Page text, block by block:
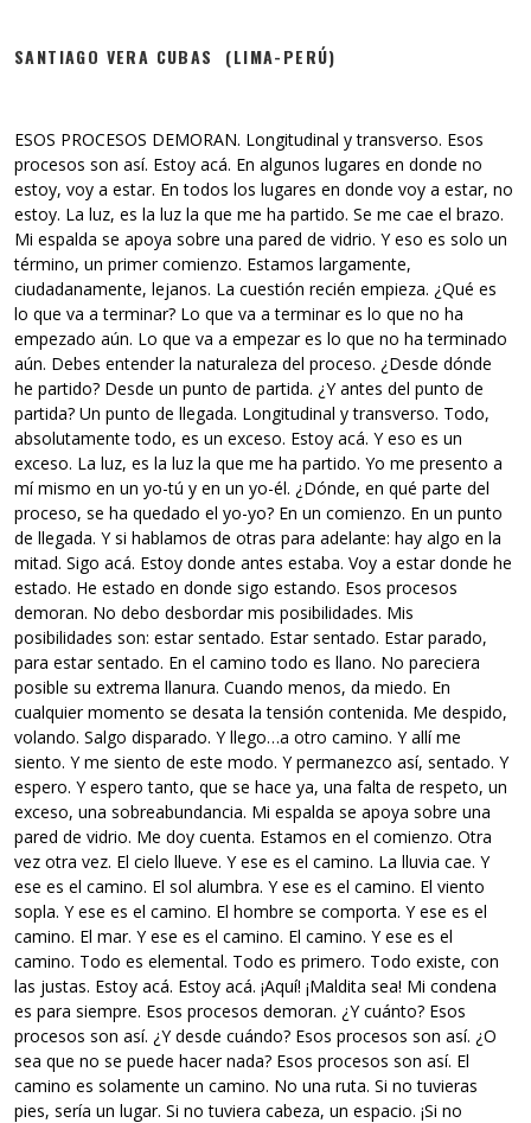
SANTIAGO VERA CUBAS (LIMA-PERÚ)
ESOS PROCESOS DEMORAN. Longitudinal y transverso. Esos
procesos son así. Estoy acá. En algunos lugares en donde no
estoy, voy a estar. En todos los lugares en donde voy a estar, no
estoy. La luz, es la luz la que me ha partido. Se me cae el brazo.
Mi espalda se apoya sobre una pared de vidrio. Y eso es solo un
término, un primer comienzo. Estamos largamente,
ciudadanamente, lejanos. La cuestión recién empieza. ¿Qué es
lo que va a terminar? Lo que va a terminar es lo que no ha
empezado aún. Lo que va a empezar es lo que no ha terminado
aún. Debes entender la naturaleza del proceso. ¿Desde dónde
he partido? Desde un punto de partida. ¿Y antes del punto de
partida? Un punto de llegada. Longitudinal y transverso. Todo,
absolutamente todo, es un exceso. Estoy acá. Y eso es un
exceso. La luz, es la luz la que me ha partido. Yo me presento a
mí mismo en un yo-tú y en un yo-él. ¿Dónde, en qué parte del
proceso, se ha quedado el yo-yo? En un comienzo. En un punto
de llegada. Y si hablamos de otras para adelante: hay algo en la
mitad. Sigo acá. Estoy donde antes estaba. Voy a estar donde he
estado. He estado en donde sigo estando. Esos procesos
demoran. No debo desbordar mis posibilidades. Mis
posibilidades son: estar sentado. Estar sentado. Estar parado,
para estar sentado. En el camino todo es llano. No pareciera
posible su extrema llanura. Cuando menos, da miedo. En
cualquier momento se desata la tensión contenida. Me despido,
volando. Salgo disparado. Y llego…a otro camino. Y allí me
siento. Y me siento de este modo. Y permanezco así, sentado. Y
espero. Y espero tanto, que se hace ya, una falta de respeto, un
exceso, una sobreabundancia. Mi espalda se apoya sobre una
pared de vidrio. Me doy cuenta. Estamos en el comienzo. Otra
vez otra vez. El cielo llueve. Y ese es el camino. La lluvia cae. Y
ese es el camino. El sol alumbra. Y ese es el camino. El viento
sopla. Y ese es el camino. El hombre se comporta. Y ese es el
camino. El mar. Y ese es el camino. El camino. Y ese es el
camino. Todo es elemental. Todo es primero. Todo existe, con
las justas. Estoy acá. Estoy acá. ¡Aquí! ¡Maldita sea! Mi condena
es para siempre. Esos procesos demoran. ¿Y cuánto? Esos
procesos son así. ¿Y desde cuándo? Esos procesos son así. ¿O
sea que no se puede hacer nada? Esos procesos son así. El
camino es solamente un camino. No una ruta. Si no tuvieras
pies, sería un lugar. Si no tuviera cabeza, un espacio. ¡Si no